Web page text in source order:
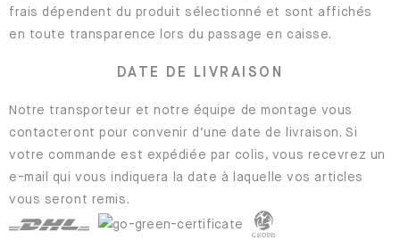
frais dépendent du produit sélectionné et sont affichés
en toute transparence lors du passage en caisse.
DATE DE LIVRAISON
Notre transporteur et notre équipe de montage vous
contacteront pour convenir d’une date de livraison. Si
votre commande est expédiée par colis, vous recevrez un
e-mail qui vous indiquera la date à laquelle vos articles
vous seront remis.